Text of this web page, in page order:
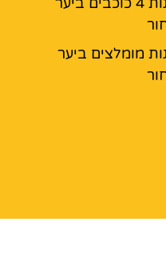
מומלצים ביער